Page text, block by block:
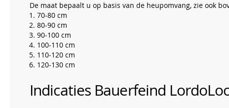
De maat bepaalt u op basis van de heupomvang, zie ook
70-80 cm
80-90 cm
90-100 cm
100-110 cm
110-120 cm
120-130 cm
Indicaties Bauerfeind LordoLoc